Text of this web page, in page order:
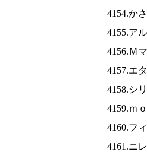
4154.か
4155.ア
4156.Ｍ
4157.エ
4158.シ
4159.ｍ
4160.フ
4161.ニ